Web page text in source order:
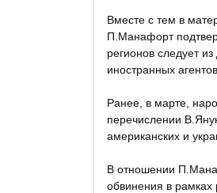
Вместе с тем в
П.Манафорт
регионов следует
иностранных агентов.
Ранее, в марте,
перечислении
американских и
В отношении
обвинения в